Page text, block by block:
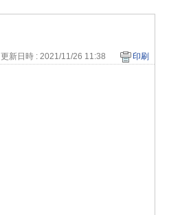
更新日時 : 2021/11/26 11:38 印刷